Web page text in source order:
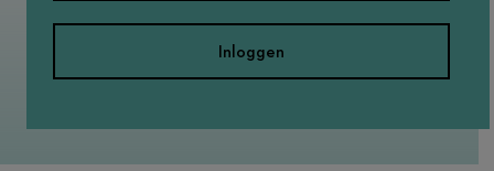
Inloggen